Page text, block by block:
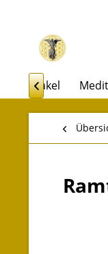
& Orakel
